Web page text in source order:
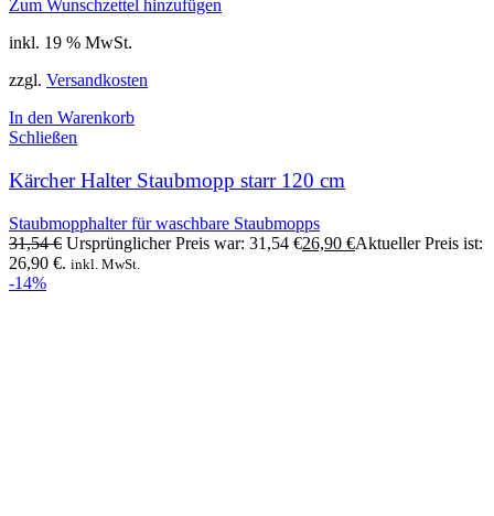
Zum Wunschzettel hinzufügen
inkl. 19 % MwSt.
zzgl. Versandkosten
In den Warenkorb
Schließen
Kärcher Halter Staubmopp starr 120 cm
Staubmopphalter für waschbare Staubmopps
31,54€ Ursprünglicher Preis war: 31,54 €26,90 €Aktueller Preis ist:
26,90 €. inkl. MwSt.
-14%